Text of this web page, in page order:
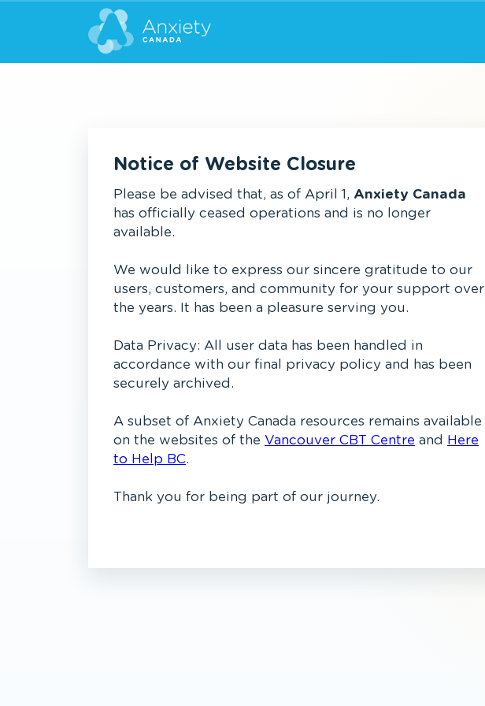
Notice of Website Closure
Please be advised that, as of April 1, Anxiety Canada
has officially ceased operations and is no longer
available.
We would like to express our sincere gratitude to our
users, customers, and community for your support over
the years. It has been a pleasure serving you.
Data Privacy: All user data has been handled in
accordance with our final privacy policy and has been
securely archived.
A subset of Anxiety Canada resources remains available
on the websites of the Vancouver CBT Centre and Here
to Help BC.
Thank you for being part of our journey.